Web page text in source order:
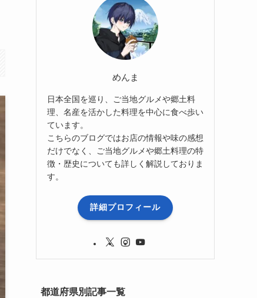
めんま
日本全国を巡り、ご当地グルメや郷土料
理、名産を活かした料理を中心に食べ歩い
ています。
こちらのブログではお店の情報や味の感想
だけでなく、ご当地グルメや郷土料理の特
徴・歴史についても詳しく解説しておりま
す。
詳細プロフィール
都道府県別記事一覧